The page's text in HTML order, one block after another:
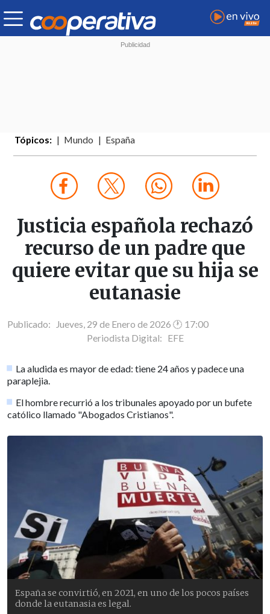
Tópicos: Mundo España
Justicia española rechazó
recurso de un padre que
quiere evitar que su hija se
eutanasie
Publicado: Jueves, 29 de Enero de 2026 🕐 17:00
Periodista Digital: EFE
La aludida es mayor de edad: tiene 24 años y padece una
paraplejia.
El hombre recurrió a los tribunales apoyado por un bufete
católico llamado "Abogados Cristianos".
España se convirtió, en 2021, en uno de los pocos países
donde la eutanasia es legal.